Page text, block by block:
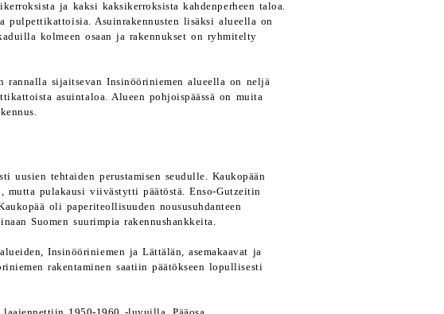
ja kaksi kaksikerroksista kahdenperheen taloa.
pulpettikattoisia. Asuinrakennusten lisäksi alueella on
kolmeen osaan ja rakennukset on ryhmitelty
rannalla sijaitsevan Insinööriniemen alueella on neljä
asuintaloa. Alueen pohjoispäässä on muita
uusien tehtaiden perustamisen seudulle. Kaukopään
mutta pulakausi viivästytti päätöstä. Enso-Gutzeitin
oli paperiteollisuuden noususuhdanteen
Suomen suurimpia rakennushankkeita.
Insinööriniemen ja Lättälän, asemakaavat ja
rakentaminen saatiin päätökseen lopullisesti